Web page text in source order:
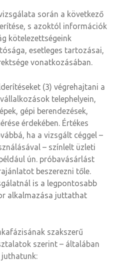
során a következő
s azoktól információk
kötelezettségeink
esetleges tartozásai,
vonatkozásában.
(3) végrehajtani a
telephelyein,
gépi berendezések,
érdekében. Értékes
ha a vizsgált céggel –
– színlelt üzleti
ún. próbavásárlást
beszerezni tőle.
is a legpontosabb
alkalmazása juttathat
szakszerű
szerint – általában
juthatunk: